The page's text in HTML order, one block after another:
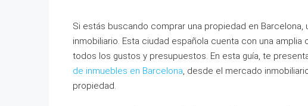
Si estás buscando comprar una propiedad en
inmobiliario. Esta ciudad española cuenta con una
todos los gustos y presupuestos. En esta guía, te
de inmuebles en Barcelona, desde el mercado
propiedad.